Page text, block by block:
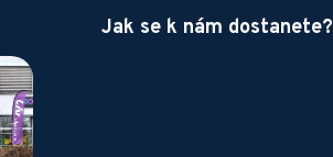
Jak se k nám dostanete?